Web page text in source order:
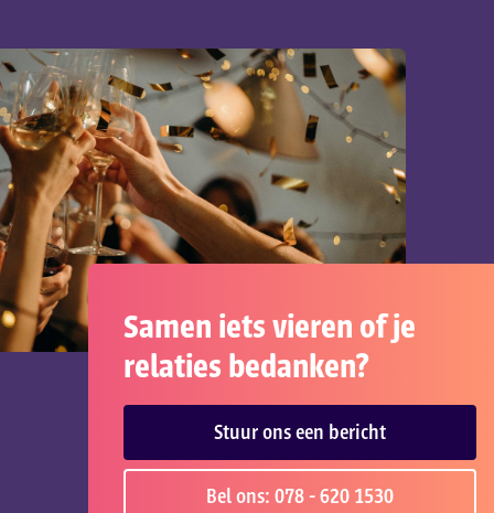
Samen iets vieren of je
relaties bedanken?
Stuur ons een bericht
Bel ons: 078 - 620 1530